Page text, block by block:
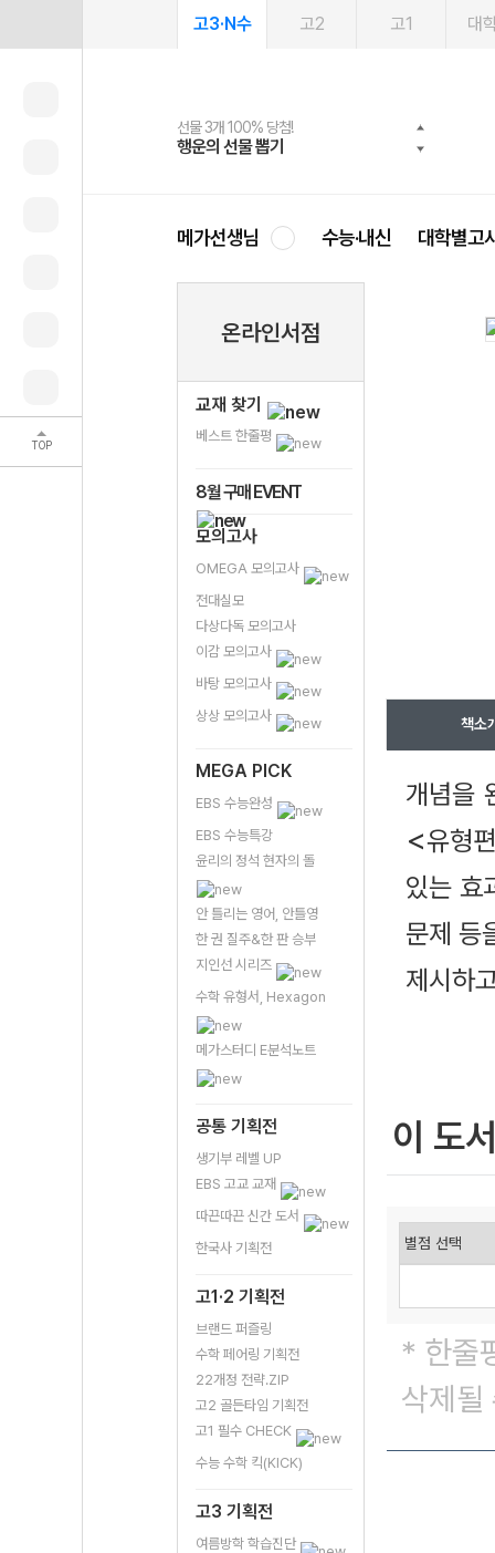
TOP
고3·N수 고2 고1 대
선물 3개 100% 당첨!
행운의 선물 뽑기
선물 100% 증정!
메가스터디 X 올리브
여름방학 스터디 캐시백
메가런 썸머스쿨
2027 러셀 단과
강사 공개선발
스마트러닝앱
설문 EVENT
메가패스
3일 무료 체험권
메가패스 수강생 무료혜택!
메가클럽 멤버십
사회공헌 캠페인
희망이룸 메가나눔
메가선생님 수능·내신 대학별고
온라인서점
교재 찾기
베스트 한줄평
8월 구매 EVENT
모의고사
OMEGA 모의고사
전대실모
다상다독 모의고사
이감 모의고사
바탕 모의고사
상상 모의고사
MEGA PICK
EBS 수능완성
EBS 수능특강
윤리의 정석 현자의 돌
안 틀리는 영어, 안틀영
한 권 질주&한 판 승부
지인선 시리즈
수학 유형서, Hexagon
메가스터디 E분석노트
공통 기획전
생기부 레벨 UP
EBS 고교 교재
따끈따끈 신간 도서
한국사 기획전
고1·2 기획전
브랜드 퍼즐링
수학 페어링 기획전
22개정 전략.ZIP
고2 골든타임 기획전
고1 필수 CHECK
수능 수학 킥(KICK)
고3 기획전
여름방학 학습진단
책소
개념을
<유형편
있는 효
문제 등
제시하
이 도
* 한줄
삭제될